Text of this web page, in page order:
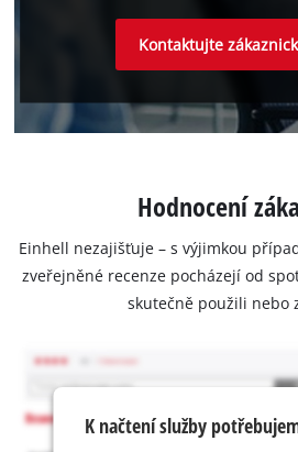
Kontaktujte
Hodnocení
Einhell nezajišťuje – s výjimkou
zveřejněné recenze pocházejí od
skutečně použili nebo
K načtení služby